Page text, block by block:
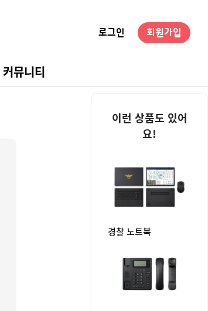
로그인 회원가입
커뮤니티
이런 상품도 있어
요!
경찰 노트북